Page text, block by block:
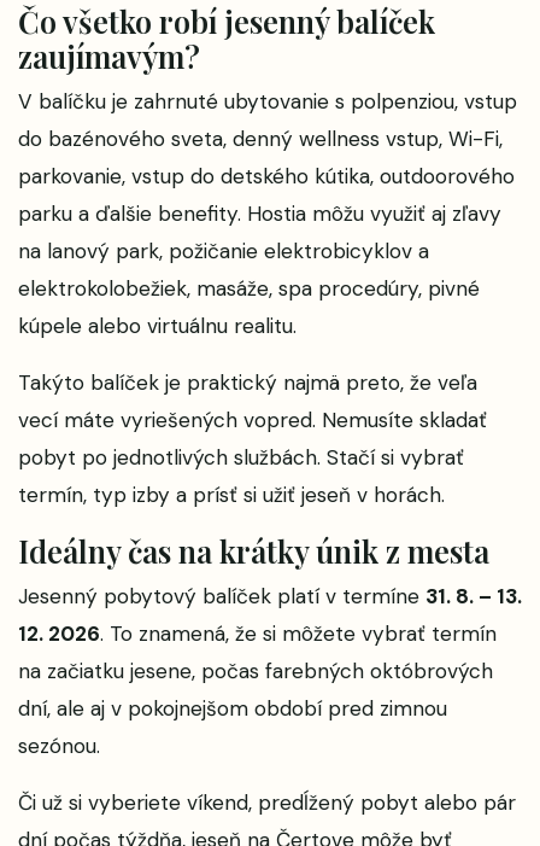
Čo všetko robí jesenný balíček
zaujímavým?
V balíčku je zahrnuté ubytovanie s polpenziou, vstup
do bazénového sveta, denný wellness vstup, Wi-Fi,
parkovanie, vstup do detského kútika, outdoorového
parku a ďalšie benefity. Hostia môžu využiť aj zľavy
na lanový park, požičanie elektrobicyklov a
elektrokolobežiek, masáže, spa procedúry, pivné
kúpele alebo virtuálnu realitu.
Takýto balíček je praktický najmä preto, že veľa
vecí máte vyriešených vopred. Nemusíte skladať
pobyt po jednotlivých službách. Stačí si vybrať
termín, typ izby a prísť si užiť jeseň v horách.
Ideálny čas na krátky únik z mesta
Jesenný pobytový balíček platí v termíne 31. 8. – 13.
12. 2026. To znamená, že si môžete vybrať termín
na začiatku jesene, počas farebných októbrových
dní, ale aj v pokojnejšom období pred zimnou
sezónou.
Či už si vyberiete víkend, predĺžený pobyt alebo pár
dní počas týždňa, jeseň na Čertove môže byť